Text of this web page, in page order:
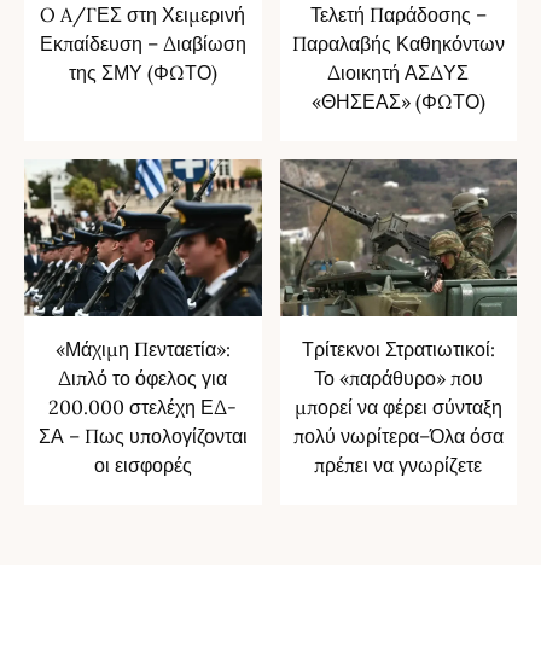
O A/ΓΕΣ στη Χειμερινή
Εκπαίδευση – Διαβίωση
της ΣΜΥ (ΦΩΤΟ)
Τελετή Παράδοσης –
Παραλαβής Καθηκόντων
Διοικητή ΑΣΔΥΣ
«ΘΗΣΕΑΣ» (ΦΩΤΟ)
«Μάχιμη Πενταετία»:
Διπλό το όφελος για
200.000 στελέχη ΕΔ-
ΣΑ – Πως υπολογίζονται
οι εισφορές
Τρίτεκνοι Στρατιωτικοί:
Το «παράθυρο» που
μπορεί να φέρει σύνταξη
πολύ νωρίτερα–Όλα όσα
πρέπει να γνωρίζετε